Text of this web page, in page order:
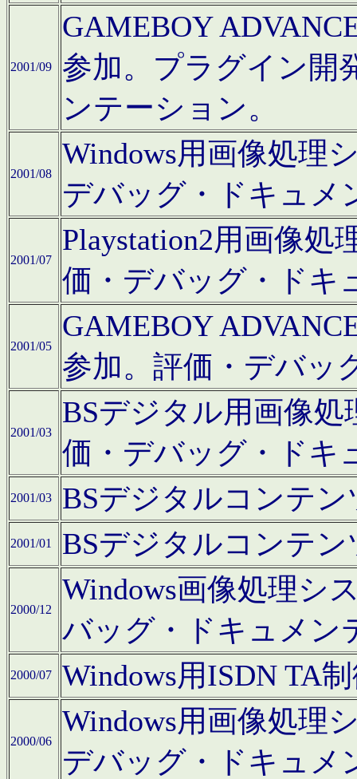
2001/09
GAMEBOY
参加。プラグイン開
ンテーション。
2001/08
Windows用画像処理
デバッグ・ドキュメ
2001/07
Playstation2用画像
価・デバッグ・ドキ
2001/05
GAMEBOY
参加。評価・デバッ
2001/03
BSデジタル用画像
価・デバッグ・ドキ
2001/03 BSデジタルコンテ
2001/01 BSデジタルコンテ
2000/12
Windows画像処理シ
バッグ・ドキュメン
2000/07 Windows用ISDN TA
2000/06
Windows用画像処理
デバッグ・ドキュメ